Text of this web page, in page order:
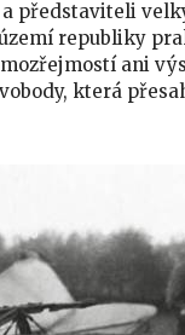
představiteli
republiky
ani
která